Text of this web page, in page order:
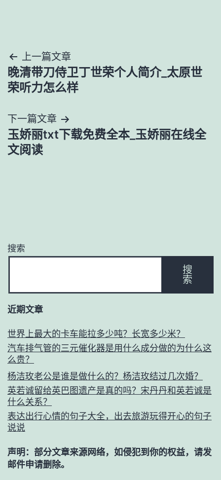
文
章
航
上一篇文章
晚清带刀侍卫丁世荣个人简介_太原世
荣听力怎么样
下一篇文章
玉娇丽txt下载免费全本_玉娇丽在线全
文阅读
搜索
搜
索
近期文章
世界上最大的卡车能拉多少吨？长宽多少米？
汽车排气管的三元催化器是用什么成分做的为什么这
么贵？
杨洁玫老公是谁是做什么的？杨洁玫结过几次婚？
英若诚留给英巴图遗产是真的吗？宋丹丹和英若诚是
什么关系？
表达出行心情的句子大全，出去旅游玩得开心的句子
说说
声明：部分文章来源网络，如侵犯到你的权益，请发
邮件申请删除。